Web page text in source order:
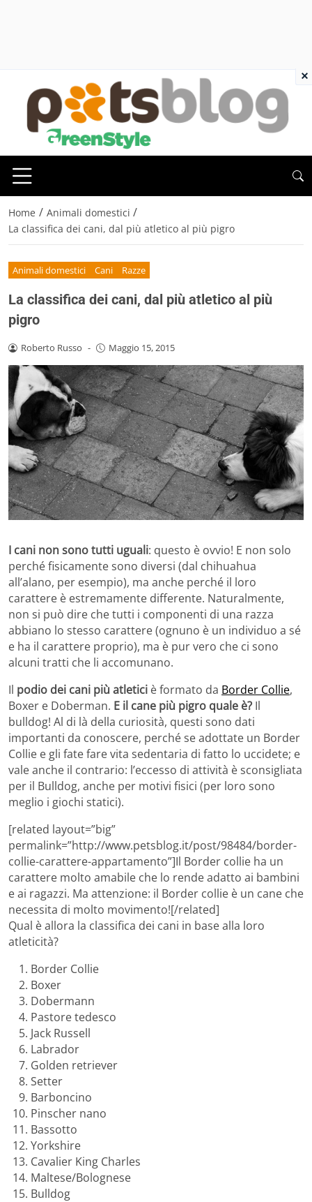
Home / Animali domestici /
La classifica dei cani, dal più atletico al più pigro
Animali domestici Cani Razze
La classifica dei cani, dal più atletico al più
pigro
Roberto Russo - Maggio 15, 2015
I cani non sono tutti uguali: questo è ovvio! E non solo
perché fisicamente sono diversi (dal chihuahua
all’alano, per esempio), ma anche perché il loro
carattere è estremamente differente. Naturalmente,
non si può dire che tutti i componenti di una razza
abbiano lo stesso carattere (ognuno è un individuo a sé
e ha il carattere proprio), ma è pur vero che ci sono
alcuni tratti che li accomunano.
Il podio dei cani più atletici è formato da Border Collie,
Boxer e Doberman. E il cane più pigro quale è? Il
bulldog! Al di là della curiosità, questi sono dati
importanti da conoscere, perché se adottate un Border
Collie e gli fate fare vita sedentaria di fatto lo uccidete; e
vale anche il contrario: l’eccesso di attività è sconsigliata
per il Bulldog, anche per motivi fisici (per loro sono
meglio i giochi statici).
[related layout=”big”
permalink=”http://www.petsblog.it/post/98484/border-
collie-carattere-appartamento”]Il Border collie ha un
carattere molto amabile che lo rende adatto ai bambini
e ai ragazzi. Ma attenzione: il Border collie è un cane che
necessita di molto movimento![/related]
Qual è allora la classifica dei cani in base alla loro
atleticità?
Border Collie
Boxer
Dobermann
Pastore tedesco
Jack Russell
Labrador
Golden retriever
Setter
Barboncino
Pinscher nano
Bassotto
Yorkshire
Cavalier King Charles
Maltese/Bolognese
Bulldog
×